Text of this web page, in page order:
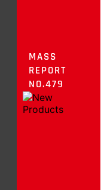
MASS
REPORT
NO.479